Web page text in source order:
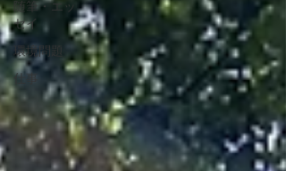
随筆・エッ
セイ
環境問題
仕事